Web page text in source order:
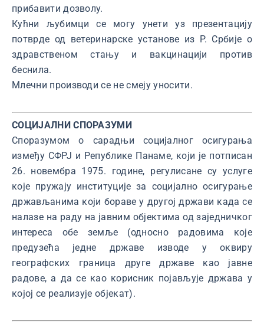
прибавити дозволу.
Кућни љубимци се могу унети уз презентацију
потврде од ветеринарске установе из Р. Србије о
здравственом стању и вакцинацији против
беснила.
Млечни производи се не смеју уносити.
СОЦИЈАЛНИ СПОРАЗУМИ
Споразумом о сарадњи социјалног осигурања
између СФРЈ и Републике Панаме, који је потписан
26. новембра 1975. године, регулисане су услуге
које пружају институције за социјално осигурање
држављанима који бораве у другој држави када се
налазе на раду на јавним објектима од заједничког
интереса обе земље (односно радовима које
предузећа једне државе изводе у оквиру
географских граница друге државе као јавне
радове, а да се као корисник појављује држава у
којој се реализује објекат).